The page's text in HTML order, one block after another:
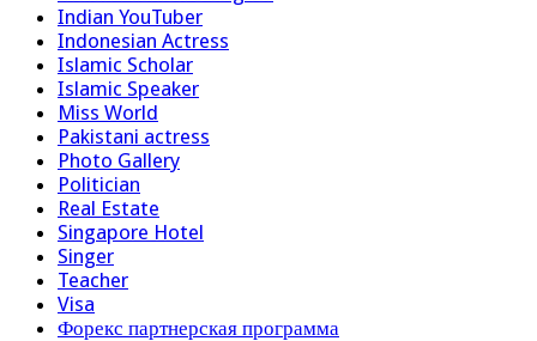
Indian YouTuber
Indonesian Actress
Islamic Scholar
Islamic Speaker
Miss World
Pakistani actress
Photo Gallery
Politician
Real Estate
Singapore Hotel
Singer
Teacher
Visa
Форекс партнерская программа